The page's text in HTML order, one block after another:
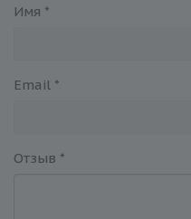
Имя *
Email *
Отзыв *